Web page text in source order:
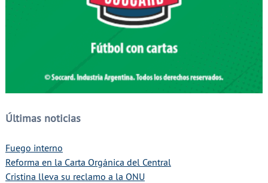
Últimas noticias
Fuego interno
Reforma en la Carta Orgánica del Central
Cristina lleva su reclamo a la ONU